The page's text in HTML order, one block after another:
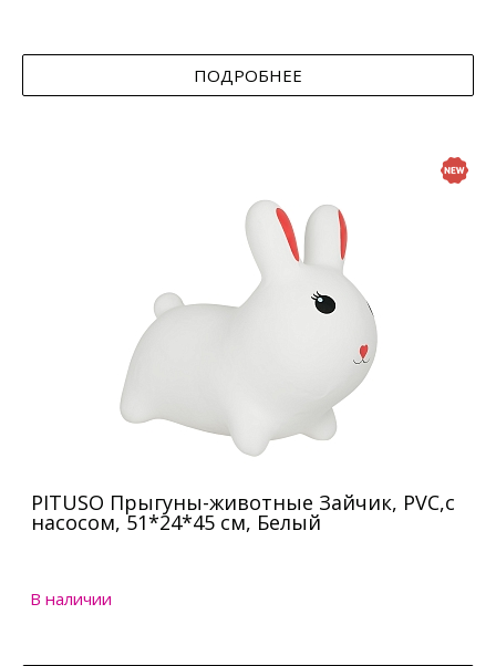
ПОДРОБНЕЕ
PITUSO Прыгуны-животные Зайчик, PVC,с
насосом, 51*24*45 см, Белый
В наличии